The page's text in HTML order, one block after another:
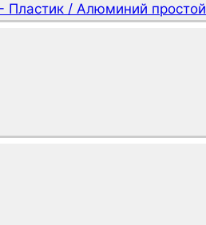
Пластик / Алюминий